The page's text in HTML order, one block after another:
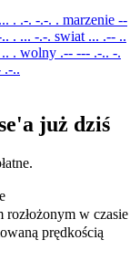
... . .-. -.-. . marzenie --
. ... -.-. swiat ... .-- ..
. wolny .-- --- .-.. -.
.-..
już dziś
w czasie
prędkością